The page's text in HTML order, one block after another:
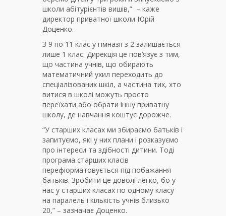
школи абітурієнтів вишів,” – каже
директор приватної школи Юрій
Доценко.
З 9 по 11 клас у гімназії з 2 залишається
лише 1 клас. Дирекція це пов’язує з тим,
що частина учнів, що обирають
математичний ухил переходить до
спеціалізованих шкіл, а частина тих, хто
витися в школі можуть просто
переїхати або обрати іншу приватну
школу, де навчання коштує дорожче.
“У старших класах ми збираємо батьків і
запитуємо, які у них плани і розказуємо
про інтереси та здібності дитини. Тоді
програма старших класів
перефіорматовується під побажання
батьків. Зробити це доволі легко, бо у
нас у старших класах по одному класу
на паралель і кількість учнів близько
20,” – зазначає Доценко.